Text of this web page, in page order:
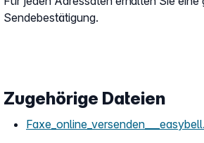
Sendebestätigung.
Zugehörige Dateien